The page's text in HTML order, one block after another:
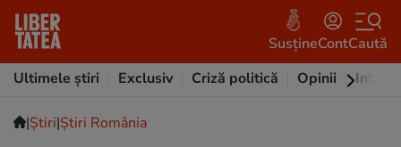
SusțineContCaută
Ultimele știri
Exclusiv Criză politică Opinii
|Ştiri|Știri România